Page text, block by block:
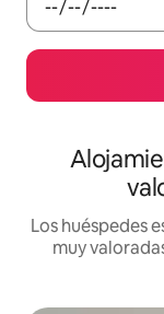
Los huéspedes
muy